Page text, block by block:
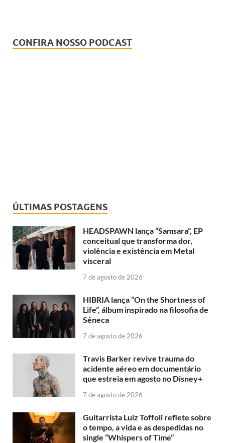
CONFIRA NOSSO PODCAST
ÚLTIMAS POSTAGENS
HEADSPAWN lança “Samsara”, EP
conceitual que transforma dor,
violência e existência em Metal
visceral
7 de agosto de 2026
HIBRIA lança “On the Shortness of
Life”, álbum inspirado na filosofia de
Sêneca
7 de agosto de 2026
Travis Barker revive trauma do
acidente aéreo em documentário
que estreia em agosto no Disney+
7 de agosto de 2026
Guitarrista Luiz Toffoli reflete sobre
o tempo, a vida e as despedidas no
single “Whispers of Time”